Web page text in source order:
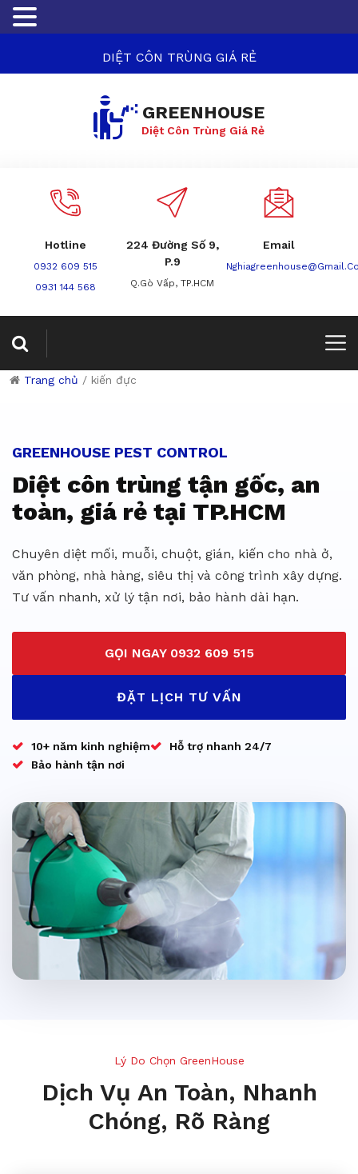
DIỆT CÔN TRÙNG GIÁ RẺ
GREENHOUSE
Diệt Côn Trùng Giá Rẻ
Hotline
0932 609 515
0931 144 568
224 Đường Số 9,
P.9
Q.Gò Vấp, TP.HCM
Email
Trang chủ / kiến đực
GREENHOUSE PEST CONTROL
Diệt côn trùng tận gốc, an
toàn, giá rẻ tại TP.HCM
Chuyên diệt mối, muỗi, chuột, gián, kiến cho nhà ở,
văn phòng, nhà hàng, siêu thị và công trình xây dựng.
Tư vấn nhanh, xử lý tận nơi, bảo hành dài hạn.
GỌI NGAY 0932 609 515
ĐẶT LỊCH TƯ VẤN
10+ năm kinh nghiệm
Hỗ trợ nhanh 24/7
Bảo hành tận nơi
Lý Do Chọn GreenHouse
Dịch Vụ An Toàn, Nhanh
Chóng, Rõ Ràng